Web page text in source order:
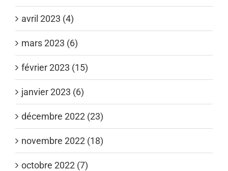
avril 2023 (4)
mars 2023 (6)
février 2023 (15)
janvier 2023 (6)
décembre 2022 (23)
novembre 2022 (18)
octobre 2022 (7)